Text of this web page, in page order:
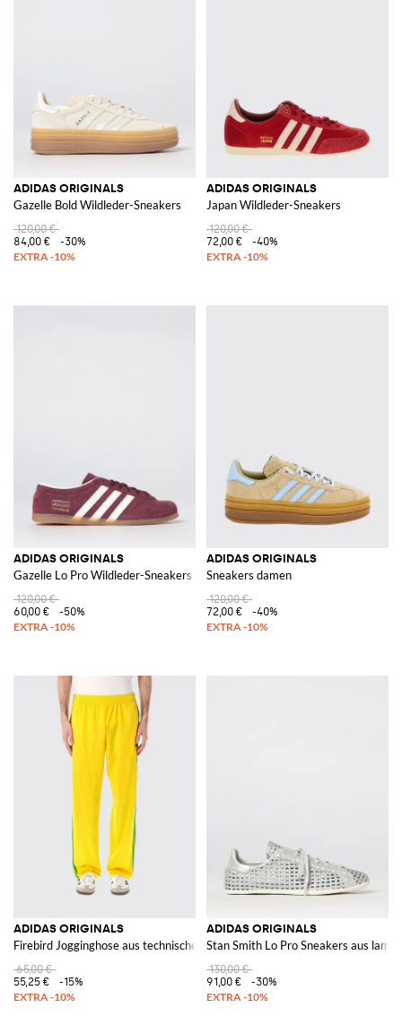
ADIDAS ORIGINALS
Gazelle Bold Wildleder-Sneakers
120,00 €
84,00 €
-30%
ADIDAS ORIGINALS
Japan Wildleder-Sneakers
120,00 €
72,00 €
-40%
ADIDAS ORIGINALS
Gazelle Lo Pro Wildleder-Sneakers
120,00 €
60,00 €
-50%
ADIDAS ORIGINALS
Sneakers damen
120,00 €
72,00 €
-40%
ADIDAS ORIGINALS
Firebird Jogginghose aus technischem Stoff
65,00 €
55,25 €
-15%
ADIDAS ORIGINALS
Stan Smith Lo Pro Sneakers aus
130,00 €
91,00 €
-30%